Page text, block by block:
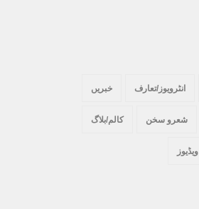
انٹرویوز/تعارف خبریں
شعرو سخن کالم/بلاگ
ویڈیوز